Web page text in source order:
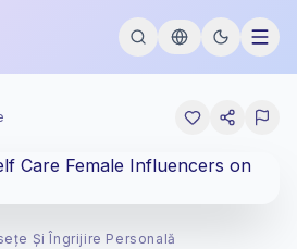
Și Îngrijire Personală